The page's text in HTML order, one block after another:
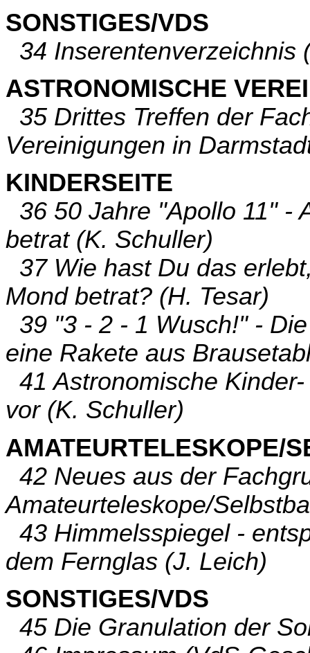
SONSTIGES/VDS
34 Inserentenverzeichnis
ASTRONOMISCHE
35 Drittes Treffen der
Vereinigungen in
KINDERSEITE
36 50 Jahre "Apollo 11" -
betrat (K. Schuller)
37 Wie hast Du das
Mond betrat? (H. Tesar)
39 "3 - 2 - 1 Wusch!" -
eine Rakete aus
41 Astronomische
vor (K. Schuller)
AMATEURTELESKOPE/
42 Neues aus der
Amateurteleskope/
43 Himmelsspiegel -
dem Fernglas (J. Leich)
SONSTIGES/VDS
45 Die Granulation der